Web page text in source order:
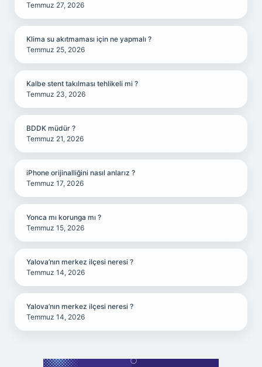
Temmuz 27, 2026
Klima su akıtmaması için ne yapmalı ?
Temmuz 25, 2026
Kalbe stent takılması tehlikeli mi ?
Temmuz 23, 2026
BDDK müdür ?
Temmuz 21, 2026
iPhone orijinalliğini nasıl anlarız ?
Temmuz 17, 2026
Yonca mı korunga mı ?
Temmuz 15, 2026
Yalova’nın merkez ilçesi neresi ?
Temmuz 14, 2026
Yalova’nın merkez ilçesi neresi ?
Temmuz 14, 2026